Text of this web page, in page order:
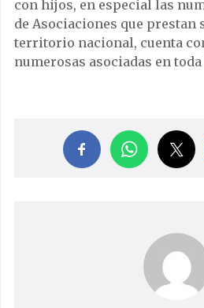
con hijos, en especial las
de Asociaciones que prestan
territorio nacional, cuenta
numerosas asociadas en toda